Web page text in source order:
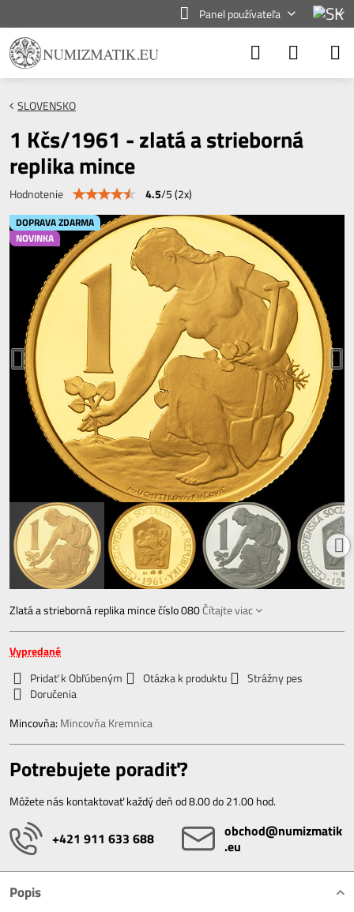
Panel používateľa
DOPRAVA ZDARMA
NOVINKA
SLOVENSKO
1 Kčs/1961 - zlatá a strieborná
replika mince
Hodnotenie 4.5/5(2x)
Zlatá a strieborná replika mince číslo 080Čítajte viac
Vypredané
Pridať k Obľúbeným
Otázka k produktu
Strážny pes
Doručenia
Mincovňa: Mincovňa Kremnica
Potrebujete poradiť?
Môžete nás kontaktovať každý deň od 8.00 do 21.00 hod.
+421 911 633 688
obchod​@numizmatik​
.eu
Popis